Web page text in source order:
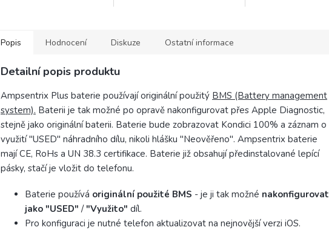
Popis Hodnocení Diskuze Ostatní informace
Detailní popis produktu
Ampsentrix Plus baterie používají originální použitý BMS (Battery management
system). Baterii je tak možné po opravě nakonfigurovat přes Apple Diagnostic,
stejně jako originální baterii. Baterie bude zobrazovat Kondici 100% a záznam o
využití "USED" náhradního dílu, nikoli hlášku "Neověřeno". Ampsentrix baterie
mají CE, RoHs a UN 38.3 certifikace. Baterie již obsahují předinstalované lepící
pásky, stačí je vložit do telefonu.
Baterie používá originální použité BMS - je ji tak možné nakonfigurovat
jako "USED" /"Využito" díl.
Pro konfiguraci je nutné telefon aktualizovat na nejnovější verzi iOS.